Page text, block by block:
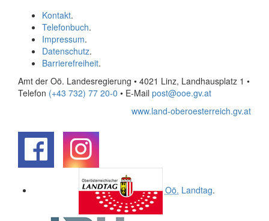
Kontakt.
Telefonbuch.
Impressum.
Datenschutz.
Barrierefreiheit.
Amt der Oö. Landesregierung • 4021 Linz, Landhausplatz 1 •
Telefon (+43 732) 77 20-0 • E-Mail post@ooe.gv.at
www.land-oberoesterreich.gv.at
Oö. Landtag.